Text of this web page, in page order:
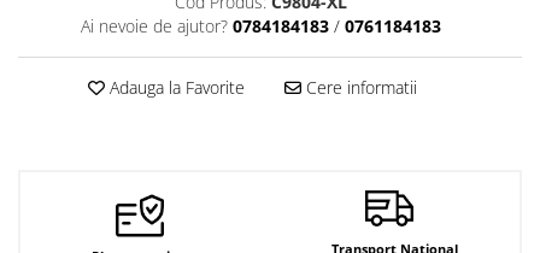
Ai nevoie de ajutor? 0784184183 / 0761184183
Adauga la Favorite Cere informatii
Transport National